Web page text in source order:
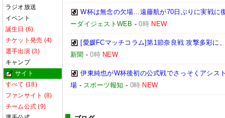
ラジオ放送
イベント
誕生日 (6)
チケット発売 (4)
選手出演 (3)
キャンプ
サイト
すべて (18)
ファンサイト (8)
チーム公式 (9)
W杯は無念の欠場…遠藤航が70日ぶりに実戦に
ーダイジェストWEB -0時 NEW
[愛媛FCマッチコラム]第1節奈良戦 攻撃多彩に
新聞 -0時 NEW
伊東純也がW杯後初の公式戦でさっそくアシス
場 - スポーツ報知 - 0時 NEW